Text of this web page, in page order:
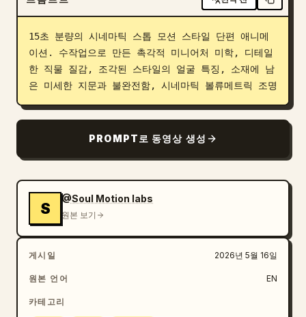
15초 분량의 시네마틱 스톱 모션 스타일 단편 애니메
이션. 수작업으로 만든 촉각적 미니어처 미학, 디테일
한 직물 질감, 조각된 스타일의 얼굴 특징, 소재에 남
은 미세한 지문과 불완전함, 시네마틱 볼류메트릭 조명
PROMPT로 동영상 생성
S
@Soul Motion labs
원본 보기
게시일 2026년 5월 16일
원본 언어 EN
카테고리